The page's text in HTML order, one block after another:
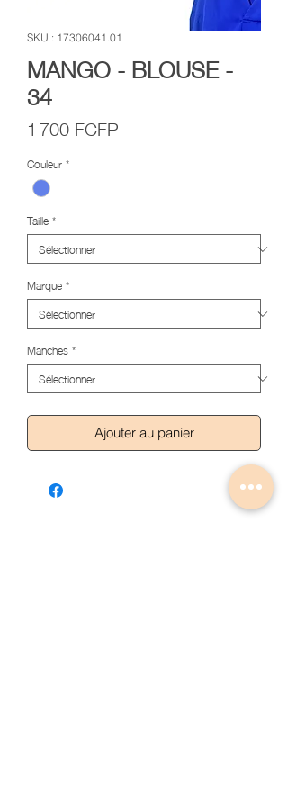
SKU : 17306041.01
MANGO - BLOUSE -
34
1 700 FCFP
Couleur*
Taille*
Marque*
Manches*
Ajouter au panier